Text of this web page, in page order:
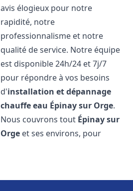
avis élogieux pour notre
rapidité, notre
professionnalisme et notre
qualité de service. Notre équipe
est disponible 24h/24 et 7j/7
pour répondre à vos besoins
d'installation et dépannage
chauffe eau Épinay sur Orge.
Nous couvrons tout Épinay sur
Orge et ses environs, pour